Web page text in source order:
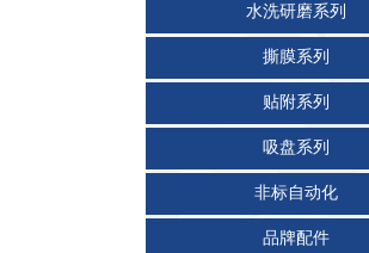
水洗研磨系列
撕膜系列
贴附系列
吸盘系列
非标自动化
品牌配件